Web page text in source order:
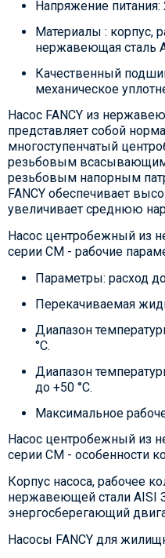
Напряжение
Материалы : корпус,
нержавеющая сталь
Качественный
механическое
Насос FANCY из
представляет собой
многоступенчатый
резьбовым
резьбовым напорным
FANCY обеспечивает
увеличивает среднюю
Насос центробежный из
серии CM - рабочие
Параметры: расход
Перекачиваемая
Диапазон
°C.
Диапазон
до +50 °C.
Максимальное
Насос центробежный из
серии CM - особенности
Корпус насоса, рабочее
нержавеющей стали AISI
энергосберегающий
Насосы FANCY для